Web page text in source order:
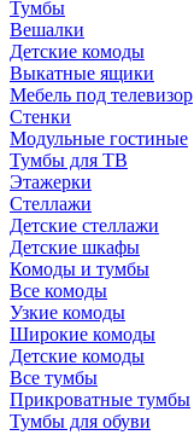
Тумбы
Вешалки
Детские комоды
Выкатные ящики
Мебель под телевизор
Стенки
Модульные гостиные
Тумбы для ТВ
Этажерки
Стеллажи
Детские стеллажи
Детские шкафы
Комоды и тумбы
Все комоды
Узкие комоды
Широкие комоды
Детские комоды
Все тумбы
Прикроватные тумбы
Тумбы для обуви